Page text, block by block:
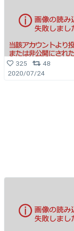
325
48
2020/07/24